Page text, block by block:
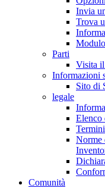
Invia
Trova
Parti
Visita
Informazioni
Sito di
legale
Elenco
Norme
Comunità